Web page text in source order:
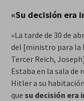
«Su decisión era
«La tarde de 30 de
del [ministro para la
Tercer Reich,
Estaba en la sala de
Hitler a su
que su decisión era